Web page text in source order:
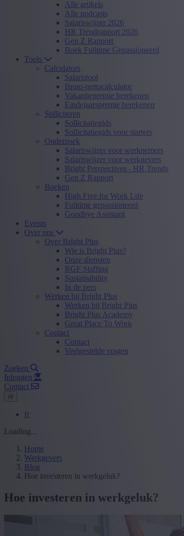
Alle artikels
Alle podcasts
Salariswijzer 2026
HR Trendrapport 2026
Gen Z Rapport
Boek Fulltime Gepassioneerd
Tools
Calculators
Salaristool
Bruto-nettocalculator
Vakantiepremie berekenen
Eindejaarspremie berekenen
Solliciteren
Sollicitatiegids
Sollicitatiegids voor starters
Onderzoek
Salariswijzer voor werknemers
Salariswijzer voor werkgevers
Bright Perspectives - HR Trends
Gen Z Rapport
Boeken
High Five for Work Life
Fulltime gepassioneerd
Goodbye Assistant
Events
Over ons
Over Bright Plus
Wie is Bright Plus?
Onze diensten
RGF Staffing
Sustainability
In de pers
Werken bij Bright Plus
Werken bij Bright Plus
Bright Plus Academy
Great Place To Work
Contact
Contact
Veelgestelde vragen
Zoeken
Inloggen
Contact
nl
fr
Loading...
Home
Werkgevers
Blog
Hoe investeren in werkgeluk?
Hoe investeren in werkgeluk?